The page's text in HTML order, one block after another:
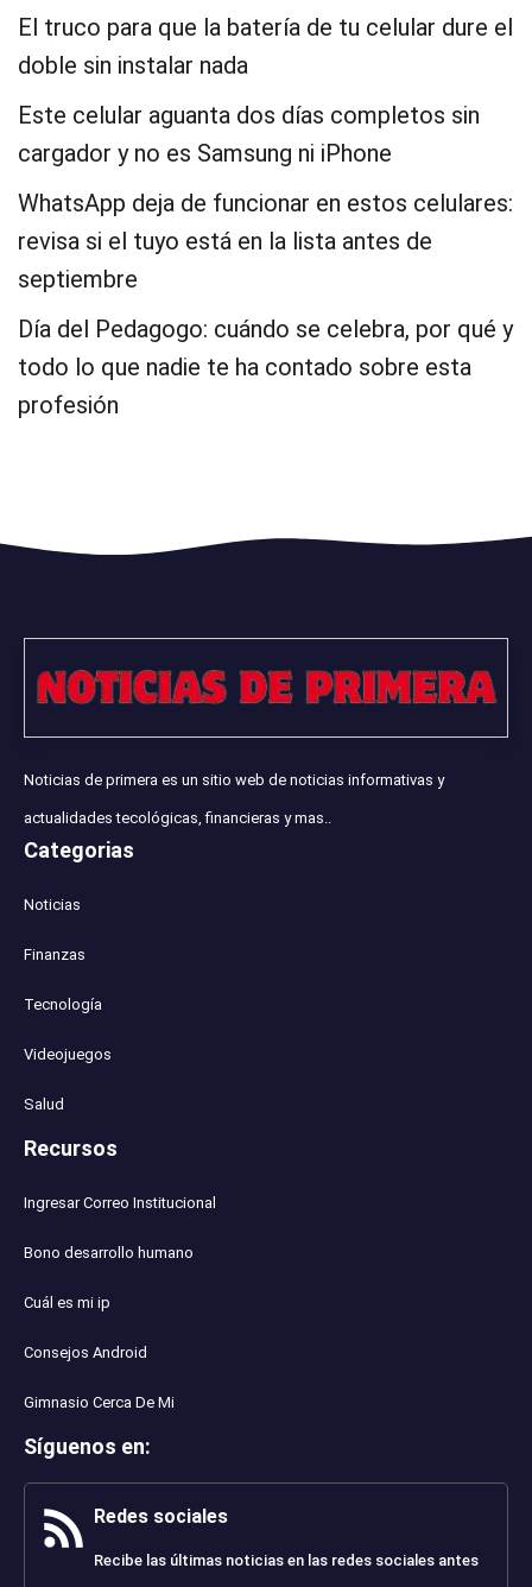
El truco para que la batería de tu celular dure el
doble sin instalar nada
Este celular aguanta dos días completos sin
cargador y no es Samsung ni iPhone
WhatsApp deja de funcionar en estos celulares:
revisa si el tuyo está en la lista antes de
septiembre
Día del Pedagogo: cuándo se celebra, por qué y
todo lo que nadie te ha contado sobre esta
profesión
Noticias de primera es un sitio web de noticias informativas y
actualidades tecológicas, financieras y mas..
Categorias
Noticias
Finanzas
Tecnología
Videojuegos
Salud
Recursos
Ingresar Correo Institucional
Bono desarrollo humano
Cuál es mi ip
Consejos Android
Gimnasio Cerca De Mi
Síguenos en:
Redes sociales
Recibe las últimas noticias en las redes sociales antes